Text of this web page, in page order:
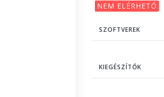
NEM ELÉRHETŐ
SZOFTVEREK
KIEGÉSZÍTŐK